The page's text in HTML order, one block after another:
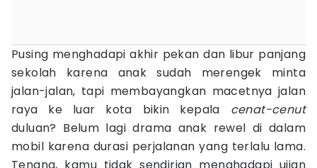
Pusing menghadapi akhir pekan dan libur panjang
sekolah karena anak sudah merengek minta
jalan-jalan, tapi membayangkan macetnya jalan
raya ke luar kota bikin kepala cenat-cenut
duluan? Belum lagi drama anak rewel di dalam
mobil karena durasi perjalanan yang terlalu lama.